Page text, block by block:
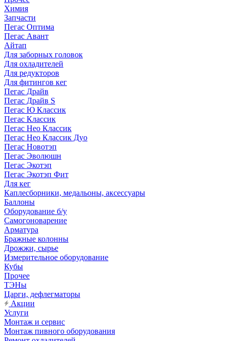
Химия
Запчасти
Пегас Оптима
Пегас Авант
Айтап
Для заборных головок
Для охладителей
Для редукторов
Для фитингов кег
Пегас Драйв
Пегас Драйв S
Пегас Ю Классик
Пегас Классик
Пегас Нео Классик
Пегас Нео Классик Дуо
Пегас Новотэп
Пегас Эволюшн
Пегас Экотэп
Пегас Экотэп Фит
Для кег
Каплесборники, медальоны, аксессуары
Баллоны
Оборудование б/у
Самогоноварение
Арматура
Бражные колонны
Дрожжи, сырье
Измерительное оборудование
Кубы
Прочее
ТЭНы
Царги, дефлегматоры
Акции
Услуги
Монтаж и сервис
Монтаж пивного оборудования